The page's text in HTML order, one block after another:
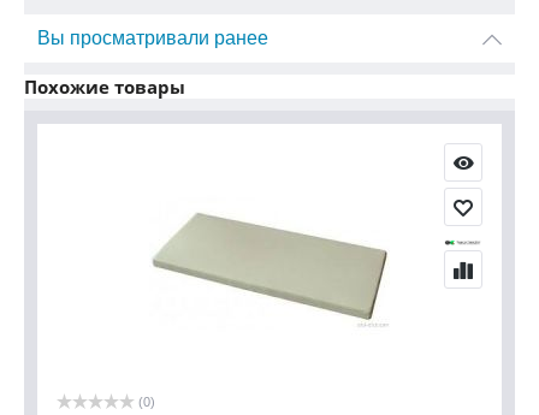
Вы просматривали ранее
Похожие товары
(0)